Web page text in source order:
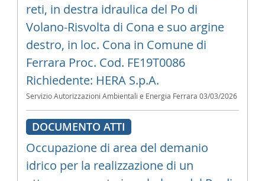
reti, in destra idraulica del Po di
Volano-Risvolta di Cona e suo argine
destro, in loc. Cona in Comune di
Ferrara Proc. Cod. FE19T0086
Richiedente: HERA S.p.A.
Servizio Autorizzazioni Ambientali e Energia Ferrara 03/03/2026
DOCUMENTO ATTI
Occupazione di area del demanio
idrico per la realizzazione di un